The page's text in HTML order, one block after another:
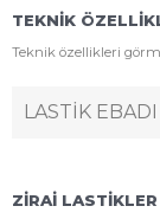
TEKNİK
Teknik özellikleri
LASTİK EBADI
ZİRAİ